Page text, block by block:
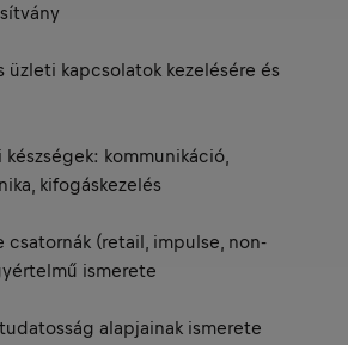
üzleti kapcsolatok kezelésére és
készségek: kommunikáció,
kifogáskezelés
csatornák (retail, impulse, non-
ismerete
alapjainak ismerete